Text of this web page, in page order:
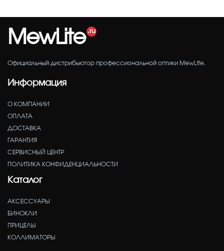
MewLite
Официальный дистрибьютор профессиональной оптики MewLite.
Информация
О КОМПАНИИ
ОПЛАТА
ДОСТАВКА
ГАРАНТИЯ
СЕРВИСНЫЙ ЦЕНТР
ПОЛИТИКА КОНФИДЕНЦИАЛЬНОСТИ
Каталог
АКСЕССУАРЫ
БИНОКЛИ
ПРИЦЕЛЫ
КОЛЛИМАТОРЫ